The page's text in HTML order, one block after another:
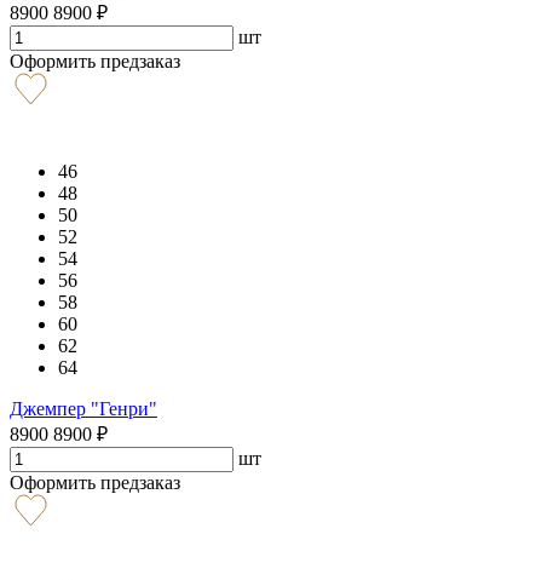
8900 8900 ₽
шт
Оформить предзаказ
46
48
50
52
54
56
58
60
62
64
Джемпер "Генри"
8900 8900 ₽
шт
Оформить предзаказ